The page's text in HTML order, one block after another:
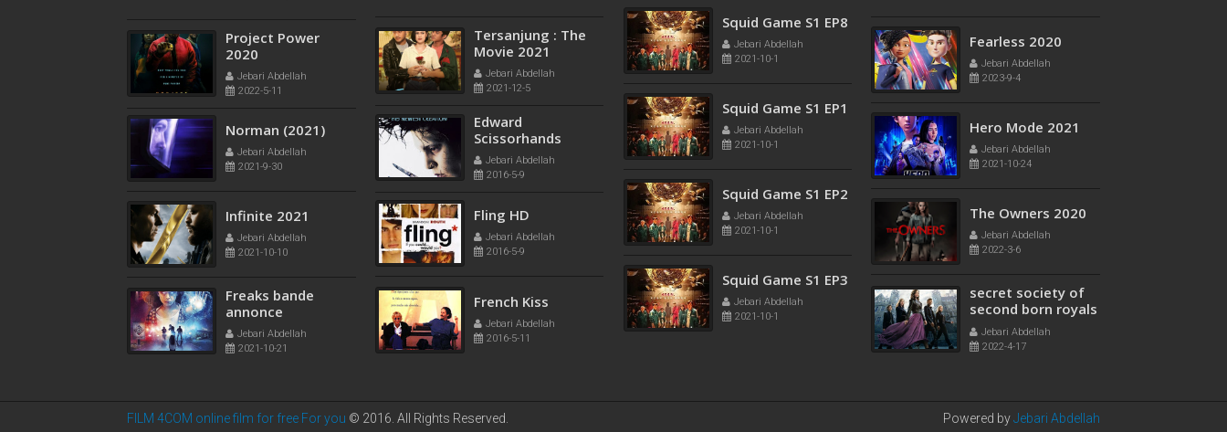
Project Power
2020
Jebari Abdellah
2022-5-11
Norman (2021)
Jebari Abdellah
2021-9-30
Infinite 2021
Jebari Abdellah
2021-10-10
Freaks bande
annonce
Jebari Abdellah
2021-10-21
Tersanjung : The
Movie 2021
Jebari Abdellah
2021-12-5
Edward
Scissorhands
Jebari Abdellah
2016-5-9
Fling HD
Jebari Abdellah
2016-5-9
French Kiss
Jebari Abdellah
2016-5-11
Squid Game S1 EP8
Jebari Abdellah
2021-10-1
Squid Game S1 EP1
Jebari Abdellah
2021-10-1
Squid Game S1 EP2
Jebari Abdellah
2021-10-1
Squid Game S1 EP3
Jebari Abdellah
2021-10-1
Fearless 2020
Jebari Abdellah
2023-9-4
Hero Mode 2021
Jebari Abdellah
2021-10-24
The Owners 2020
Jebari Abdellah
2022-3-6
secret society of
second born royals
2020
Jebari Abdellah
2022-4-17
FILM 4COM online film for free For you © 2016. All Rights Reserved. Powered byJebari Abdellah